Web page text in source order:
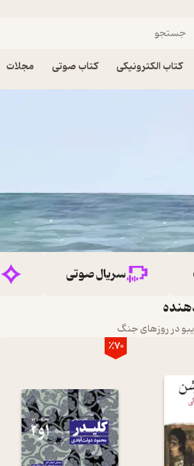
کتاب الکترونیکی کتاب صوتی مجلات
سریال صوتی
در روزهای جنگ
٪70